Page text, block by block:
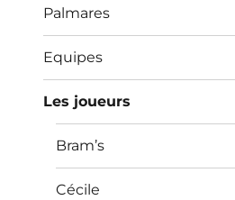
Palmares
Equipes
Les joueurs
Bram’s
Cécile